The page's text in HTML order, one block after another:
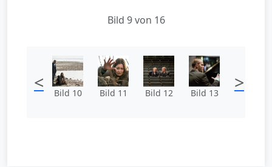
Bild 9 von 16
< Bild 10 Bild 11 Bild 12 Bild 13 >